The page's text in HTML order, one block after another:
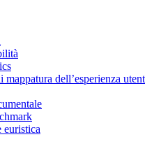
dell’esperienza
euristica